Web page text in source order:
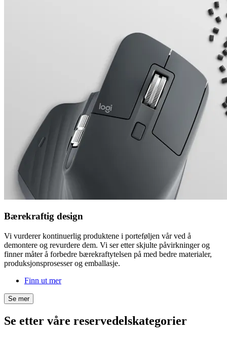
Bærekraftig design
Vi vurderer kontinuerlig produktene i porteføljen vår ved å
demontere og revurdere dem. Vi ser etter skjulte påvirkninger og
finner måter å forbedre bærekraftytelsen på med bedre materialer,
produksjonsprosesser og emballasje.
Finn ut mer
Se mer
Se etter våre reservedelskategorier